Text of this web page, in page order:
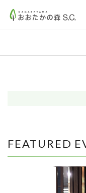
FEATURED